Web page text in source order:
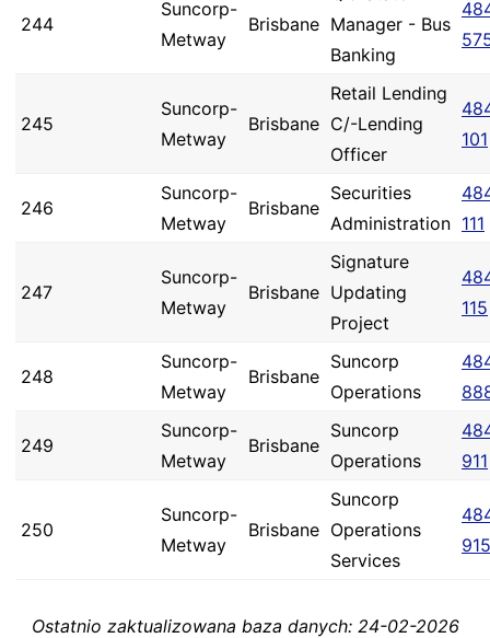
244
Suncorp-
Metway
Brisbane Manager - Bus
Banking
245
Suncorp-
Metway
Brisbane
Retail Lending
C/-Lending
Officer
101
246
Suncorp-
Metway
Brisbane
Securities
Administration 111
247
Suncorp-
Metway
Brisbane
Signature
Updating
Project
115
248
Suncorp-
Metway
Brisbane
Suncorp
Operations
249
Suncorp-
Metway
Brisbane
Suncorp
Operations
911
250
Suncorp-
Metway
Brisbane
Suncorp
Operations
Services
915
Ostatnio zaktualizowana baza danych: 24-02-2026